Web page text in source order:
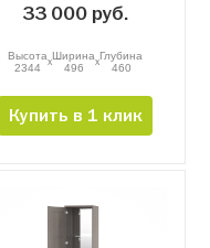
33 000 руб.
Высота
2344
xШирина
496
xГлубина
460
Купить в 1 клик